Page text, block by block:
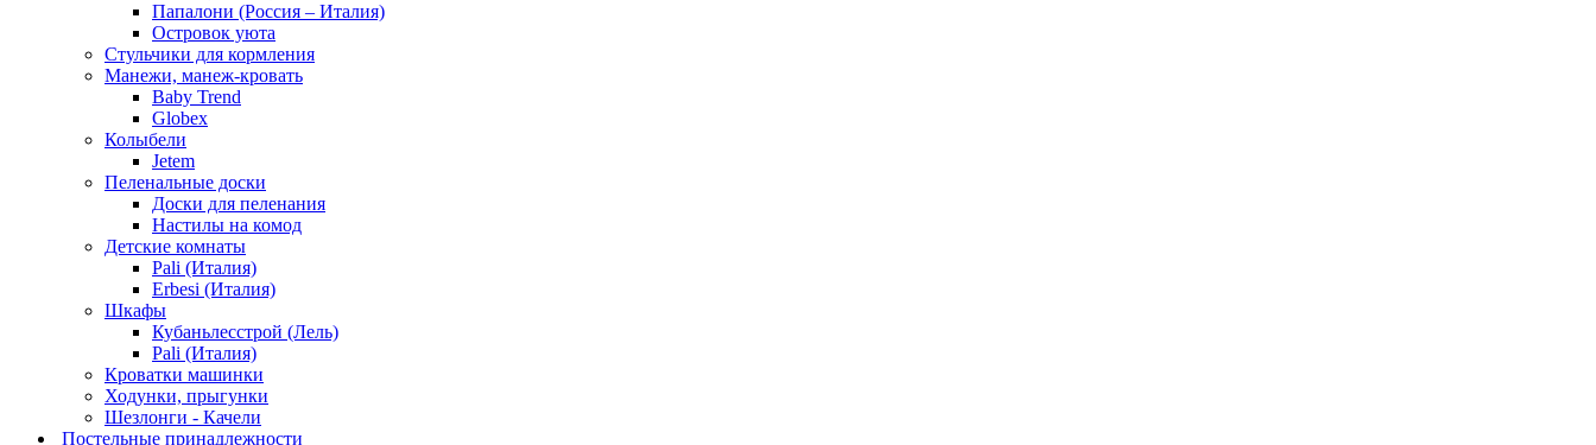
Папалони (Россия – Италия)
Островок уюта
Стульчики для кормления
Манежи, манеж-кровать
Baby Trend
Globex
Колыбели
Jetem
Пеленальные доски
Доски для пеленания
Настилы на комод
Детские комнаты
Pali (Италия)
Erbesi (Италия)
Шкафы
Кубаньлесстрой (Лель)
Pali (Италия)
Кроватки машинки
Ходунки, прыгунки
Шезлонги - Качели
Постельные принадлежности